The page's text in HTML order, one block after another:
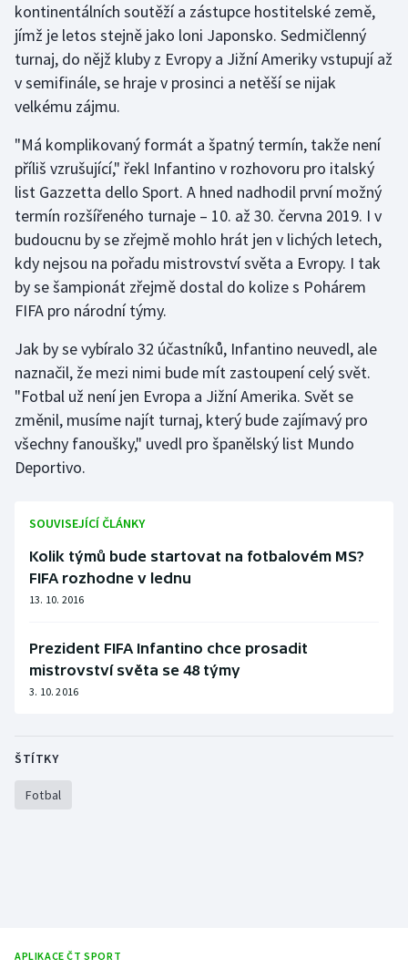
Golf
Gymnastika
Házená
Jezdectví
Judo
Krasobruslení
Lezení
Lyže a snowboard
Moderní pětiboj
Motorsport
Olympijské hry
Plážový volejbal
Rychlobruslení
Short track
kontinentálních soutěží a zástupce hostitelské země,
jímž je letos stejně jako loni Japonsko. Sedmičlenný
turnaj, do nějž kluby z Evropy a Jižní Ameriky vstupují až
v semifinále, se hraje v prosinci a netěší se nijak
velkému zájmu.
"Má komplikovaný formát a špatný termín, takže není
příliš vzrušující," řekl Infantino v rozhovoru pro italský
list Gazzetta dello Sport. A hned nadhodil první možný
termín rozšířeného turnaje – 10. až 30. června 2019. I v
budoucnu by se zřejmě mohlo hrát jen v lichých letech,
kdy nejsou na pořadu mistrovství světa a Evropy. I tak
by se šampionát zřejmě dostal do kolize s Pohárem
FIFA pro národní týmy.
Jak by se vybíralo 32 účastníků, Infantino neuvedl, ale
naznačil, že mezi nimi bude mít zastoupení celý svět.
"Fotbal už není jen Evropa a Jižní Amerika. Svět se
změnil, musíme najít turnaj, který bude zajímavý pro
všechny fanoušky," uvedl pro španělský list Mundo
Deportivo.
SOUVISEJÍCÍ ČLÁNKY
Kolik týmů bude startovat na fotbalovém MS?
FIFA rozhodne v lednu
13. 10. 2016
Prezident FIFA Infantino chce prosadit
mistrovství světa se 48 týmy
3. 10. 2016
ŠTÍTKY
Fotbal
APLIKACE ČT SPORT